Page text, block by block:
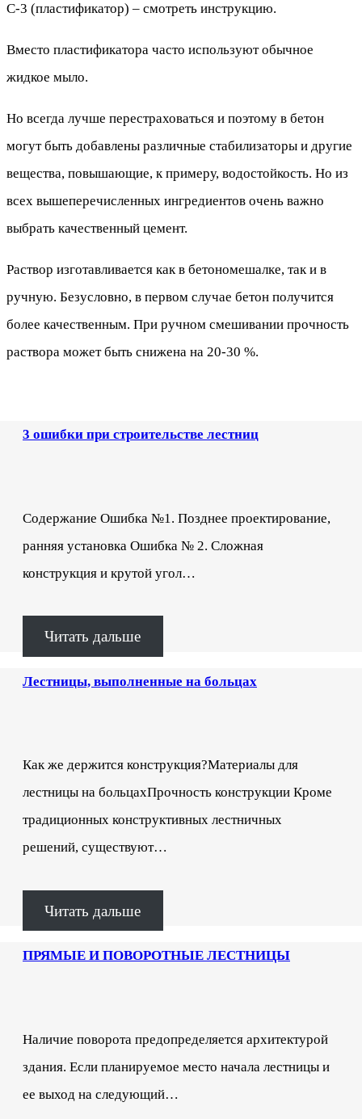
С-3 (пластификатор) – смотреть инструкцию.
Вместо пластификатора часто используют обычное
жидкое мыло.
Но всегда лучше перестраховаться и поэтому в бетон
могут быть добавлены различные стабилизаторы и другие
вещества, повышающие, к примеру, водостойкость. Но из
всех вышеперечисленных ингредиентов очень важно
выбрать качественный цемент.
Раствор изготавливается как в бетономешалке, так и в
ручную. Безусловно, в первом случае бетон получится
более качественным. При ручном смешивании прочность
раствора может быть снижена на 20-30 %.
3 ошибки при строительстве лестниц
Содержание Ошибка №1. Позднее проектирование,
ранняя установка Ошибка № 2. Сложная
конструкция и крутой угол…
Читать дальше
Лестницы, выполненные на больцах
Как же держится конструкция?Материалы для
лестницы на больцахПрочность конструкции Кроме
традиционных конструктивных лестничных
решений, существуют…
Читать дальше
ПРЯМЫЕ И ПОВОРОТНЫЕ ЛЕСТНИЦЫ
Наличие поворота предопределяется архитектурой
здания. Если планируемое место начала лестницы и
ее выход на следующий…